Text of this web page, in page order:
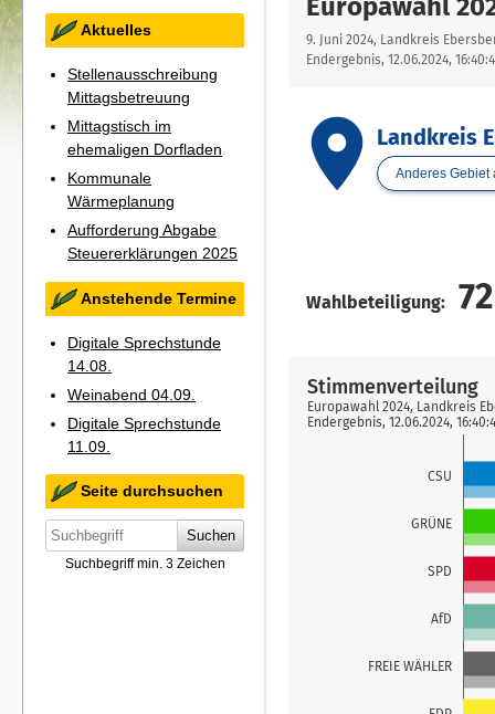
Aktuelles
Stellenausschreibung
Mittagsbetreuung
Mittagstisch im
ehemaligen Dorfladen
Kommunale
Wärmeplanung
Aufforderung Abgabe
Steuererklärungen 2025
Anstehende Termine
Digitale Sprechstunde
14.08.
Weinabend 04.09.
Digitale Sprechstunde
11.09.
Seite durchsuchen
Suchen
Suchbegriff min. 3 Zeichen